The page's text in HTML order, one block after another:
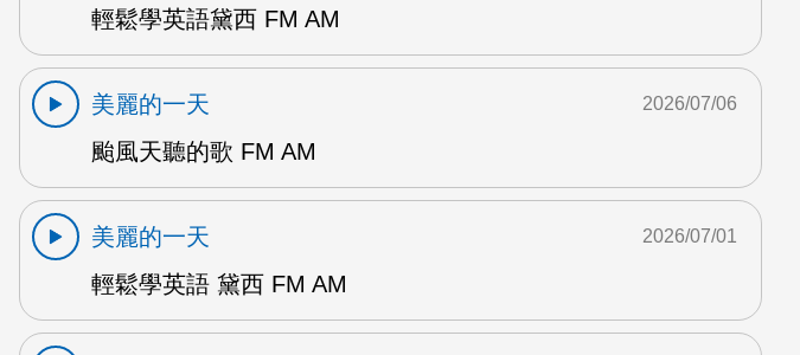
輕鬆學英語黛西 FM AM
美麗的一天
颱風天聽的歌 FM AM
2026/07/06
美麗的一天
輕鬆學英語 黛西 FM AM
2026/07/01